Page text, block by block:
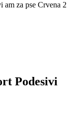
za pse Crvena 2
Podesivi